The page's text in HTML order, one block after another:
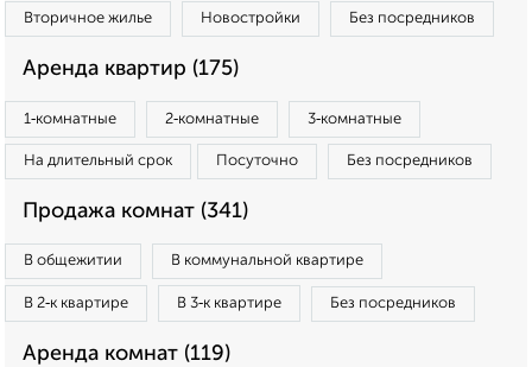
Вторичное жилье Новостройки Без посредников
Аренда квартир (175)
1‑комнатные 2‑комнатные 3‑комнатные
На длительный срок Посуточно Без посредников
Продажа комнат (341)
В общежитии В коммунальной квартире
В 2‑к квартире В 3‑к квартире Без посредников
Аренда комнат (119)